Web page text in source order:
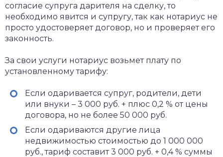
согласие супруга дарителя на сделку, то
необходимо явится и супругу, так как нотариус не
просто удостоверяет договор, но и проверяет его
законность.
За свои услуги нотариус возьмет плату по
установленному тарифу:
Если одаривается супруг, родители, дети
или внуки – 3 000 руб. + плюс 0,2 % от цены
договора, но не более 50 000 руб.
Если одариваются другие лица
недвижимостью стоимостью до 1 000 000
руб., тариф составит 3 000 руб. + 0,4 % суммы